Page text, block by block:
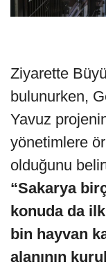
Ziyarette
bulunurken,
Yavuz
yönetimlere
olduğunu
“Sakarya
konuda da
bin hayvan
alanının